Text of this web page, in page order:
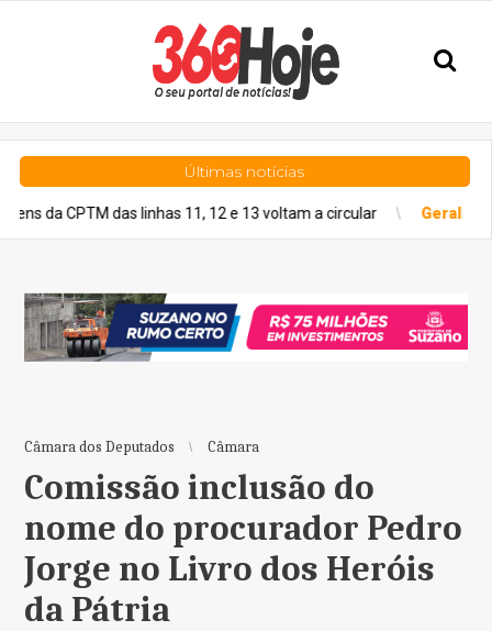
Últimas notícias
das linhas 11, 12 e 13 voltam a circular Geral Previsão
Câmara dos Deputados Câmara
Comissão inclusão do
nome do procurador Pedro
Jorge no Livro dos Heróis
da Pátria